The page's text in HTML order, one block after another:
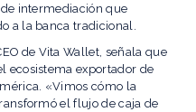
intermediación que
a la banca tradicional.
de Vita Wallet, señala que
ecosistema exportador de
«Vimos cómo la
el flujo de caja de